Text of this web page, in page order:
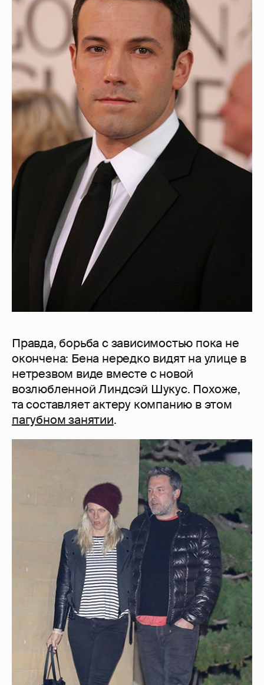
Правда, борьба с зависимостью пока не
окончена: Бена нередко видят на улице в
нетрезвом виде вместе с новой
возлюбленной Линдсэй Шукус. Похоже,
та составляет актеру компанию в этом
пагубном занятии.